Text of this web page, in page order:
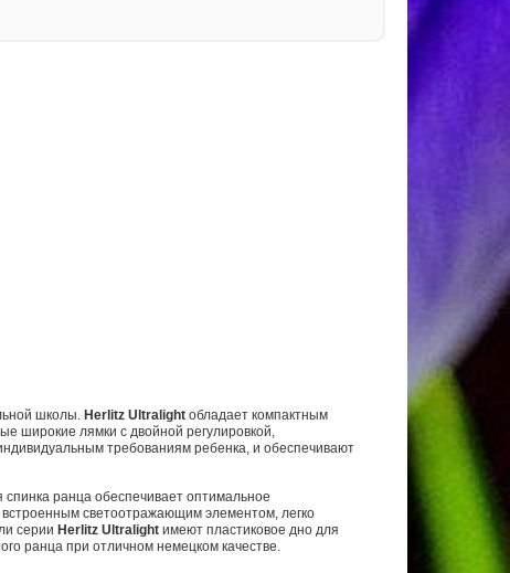
школы. Herlitz Ultralight обладает компактным
широкие лямки с двойной регулировкой,
требованиям ребенка, и обеспечивают
ранца обеспечивает оптимальное
светоотражающим элементом, легко
серии Herlitz Ultralight имеют пластиковое дно для
ранца при отличном немецком качестве.